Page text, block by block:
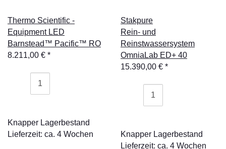
Thermo Scientific -
Equipment LED
Barnstead™ Pacific™ RO
8.211,00 € *
Knapper Lagerbestand
Lieferzeit: ca. 4 Wochen
Stakpure
Rein- und
Reinstwassersystem
OmniaLab ED+ 40
15.390,00 € *
Knapper Lagerbestand
Lieferzeit: ca. 4 Wochen